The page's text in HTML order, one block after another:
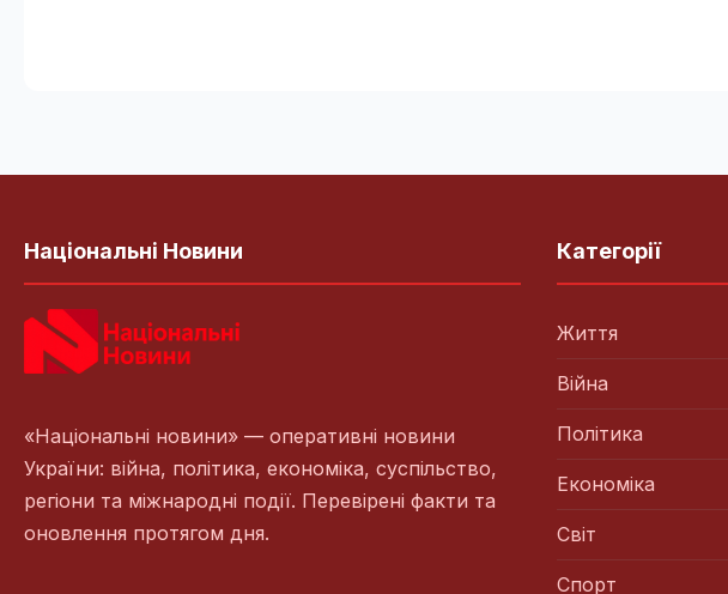
Національні Новини
«Національні новини» — оперативні новини
України: війна, політика, економіка, суспільство,
регіони та міжнародні події. Перевірені факти та
оновлення протягом дня.
Категорії
Життя
Війна
Політика
Економіка
Світ
Спорт